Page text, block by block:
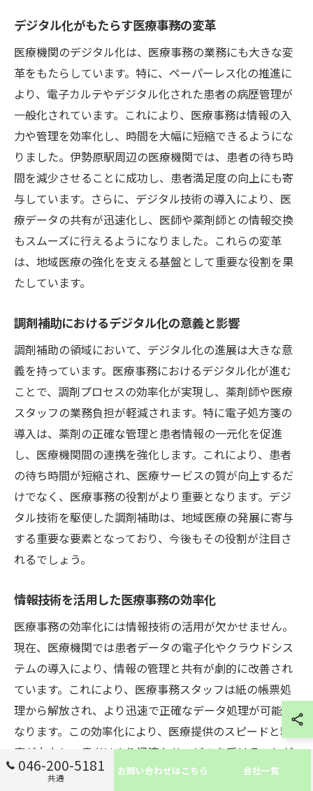
デジタル化がもたらす医療事務の変革
医療機関のデジタル化は、医療事務の業務にも大きな変
革をもたらしています。特に、ペーパーレス化の推進に
より、電子カルテやデジタル化された患者の病歴管理が
一般化されています。これにより、医療事務は情報の入
力や管理を効率化し、時間を大幅に短縮できるようにな
りました。伊勢原駅周辺の医療機関では、患者の待ち時
間を減少させることに成功し、患者満足度の向上にも寄
与しています。さらに、デジタル技術の導入により、医
療データの共有が迅速化し、医師や薬剤師との情報交換
もスムーズに行えるようになりました。これらの変革
は、地域医療の強化を支える基盤として重要な役割を果
たしています。
調剤補助におけるデジタル化の意義と影響
調剤補助の領域において、デジタル化の進展は大きな意
義を持っています。医療事務におけるデジタル化が進む
ことで、調剤プロセスの効率化が実現し、薬剤師や医療
スタッフの業務負担が軽減されます。特に電子処方箋の
導入は、薬剤の正確な管理と患者情報の一元化を促進
し、医療機関間の連携を強化します。これにより、患者
の待ち時間が短縮され、医療サービスの質が向上するだ
けでなく、医療事務の役割がより重要となります。デジ
タル技術を駆使した調剤補助は、地域医療の発展に寄与
する重要な要素となっており、今後もその役割が注目さ
れるでしょう。
情報技術を活用した医療事務の効率化
医療事務の効率化には情報技術の活用が欠かせません。
現在、医療機関では患者データの電子化やクラウドシス
テムの導入により、情報の管理と共有が劇的に改善され
ています。これにより、医療事務スタッフは紙の帳票処
理から解放され、より迅速で正確なデータ処理が可能と
なります。この効率化により、医療提供のスピードと精
度が向上し、患者はより迅速なサービスを受けることが
できます。特に伊勢原駅周辺の医療施設では、地域密着
046-200-5181
共通
お問い合わせはこちら 会社一覧